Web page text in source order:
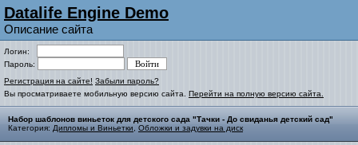
Datalife Engine Demo
Описание сайта
Логин:
Пароль:
Регистрация на сайте! Забыли пароль?
Вы просматриваете мобильную версию сайта. Перейти на полную версию сайта.
Набор шаблонов виньеток для детского сада "Тачки - До свиданья детский сад"
Категория: Дипломы и Виньетки Обложки и задувки на диск